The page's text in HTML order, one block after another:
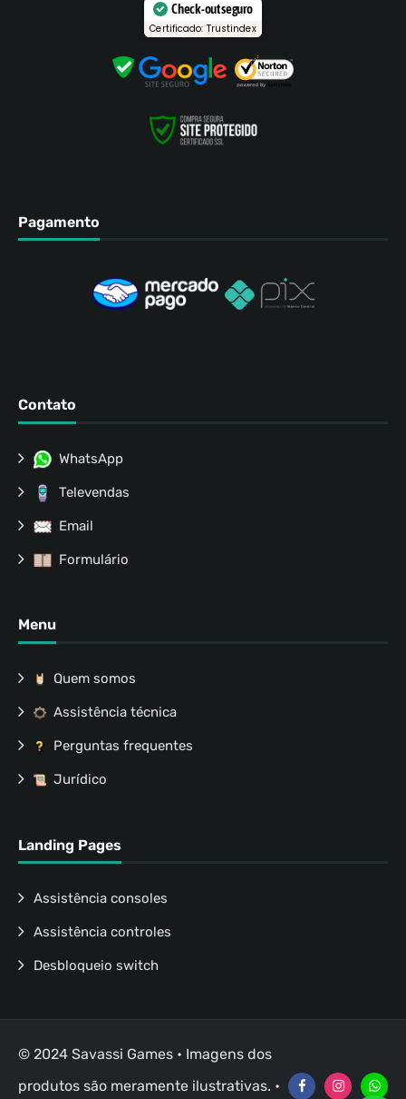
Check-out seguro
Certificado: Trustindex
Pagamento
Contato
WhatsApp
Televendas
Email
Formulário
Menu
Quem somos
Assistência técnica
Perguntas frequentes
Jurídico
Landing Pages
Assistência consoles
Assistência controles
Desbloqueio switch
© 2024 Savassi Games • Imagens dos
produtos são meramente ilustrativas. •